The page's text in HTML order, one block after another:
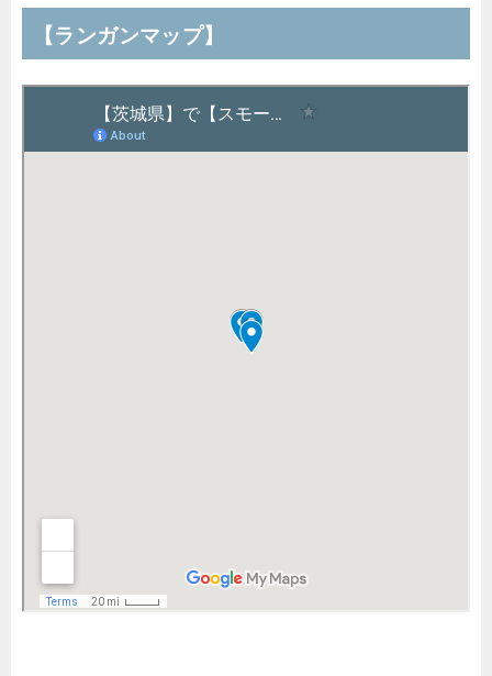
【ランガンマップ】